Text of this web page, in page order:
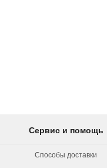
Сервис и помощь
Способы доставки